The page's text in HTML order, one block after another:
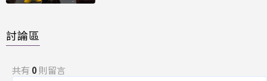
討論區
共有 0則留言